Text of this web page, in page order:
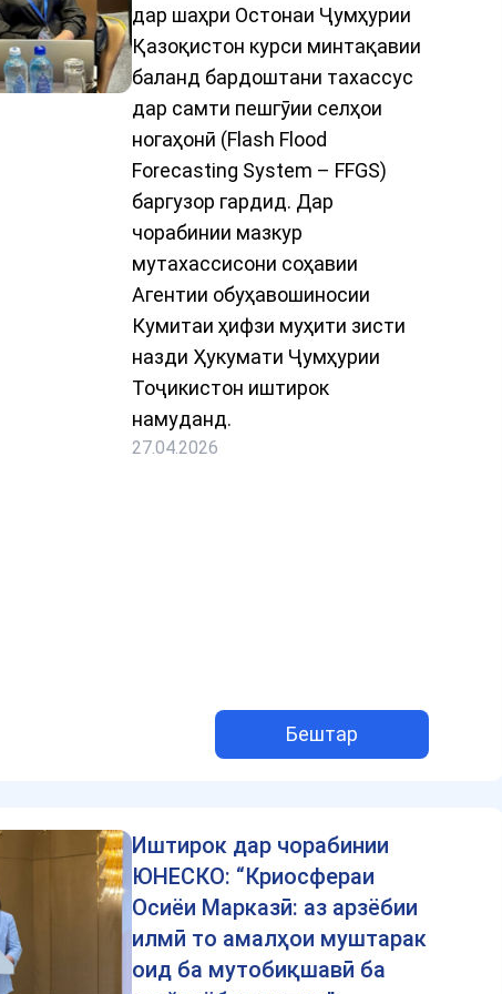
дар шаҳри Остонаи Ҷумҳурии
Қазоқистон курси минтақавии
баланд бардоштани тахассус
дар самти пешгӯии селҳои
ногаҳонӣ (Flash Flood
Forecasting System – FFGS)
баргузор гардид. Дар
чорабинии мазкур
мутахассисони соҳавии
Агентии обуҳавошиносии
Кумитаи ҳифзи муҳити зисти
назди Ҳукумати Ҷумҳурии
Тоҷикистон иштирок
намуданд.
27.04.2026
Бештар
Иштирок дар чорабинии
ЮНЕСКО: “Криосфераи
Осиёи Марказӣ: аз арзёбии
илмӣ то амалҳои муштарак
оид ба мутобиқшавӣ ба